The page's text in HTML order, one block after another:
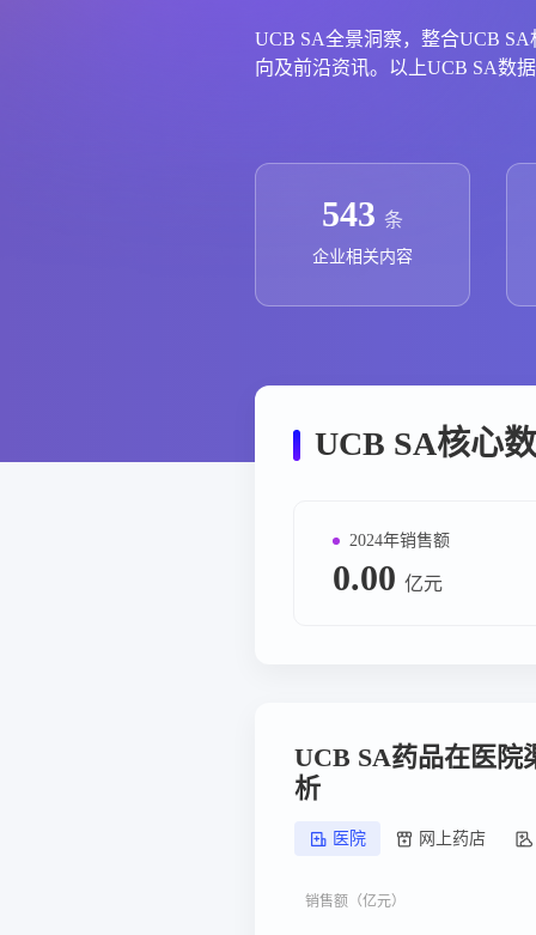
投资决策与交易估值
投融资
时讯
政策法规
药品生产企业
UCB SA全景洞察，整合UCB
向及前沿资讯。以上UCB SA数
543 条
企业相关内容
UCB SA核心
2024年销售额
0.00 亿元
UCB SA药品在医院
析
医院 网上药店